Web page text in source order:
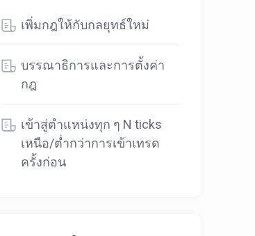
เพิ่มกฎให้กับกลยุทธ์ใหม่
บรรณาธิการและการตั้งค่า
กฎ
เข้าสู่ตำแหน่งทุก ๆ N ticks
เหนือ/ต่ำกว่าการเข้าเทรด
ครั้งก่อน